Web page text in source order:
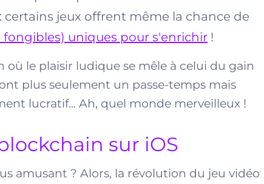
certains jeux offrent même la chance de
fongibles) uniques pour s'enrichir !
où le plaisir ludique se mêle à celui du gain
plus seulement un passe-temps mais
lucratif... Ah, quel monde merveilleux !
sur iOS
amusant ? Alors, la révolution du jeu vidéo